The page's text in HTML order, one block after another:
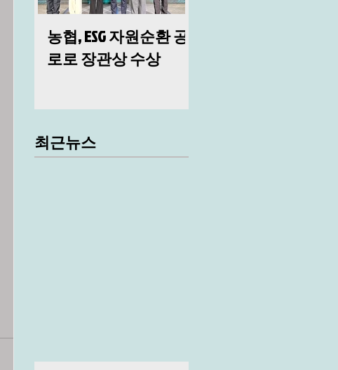
농협, ESG 자원순환 공
로로 장관상 수상
최근뉴스